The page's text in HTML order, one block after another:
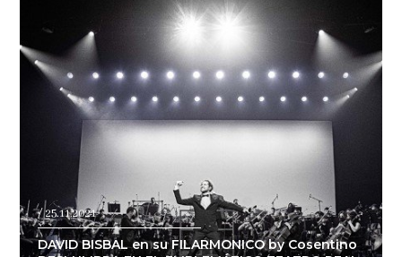
/ 25.11.2021
DAVID BISBAL en su FILARMONICO by Cosentino